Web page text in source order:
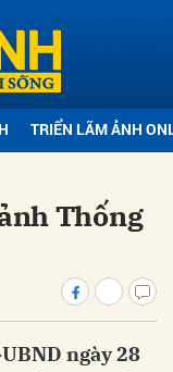
TRIỂN LÃM ẢNH
Thống
ngày 28
Hủy